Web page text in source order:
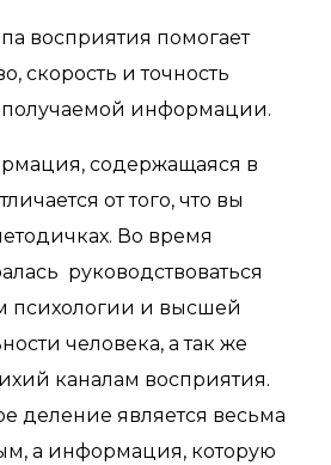
восприятия помогает
скорость и точность
информации.
содержащаяся в
от того, что вы
Во время
руководствоваться
психологии и высшей
человека, а так же
каналам восприятия.
деление является весьма
а информация, которую